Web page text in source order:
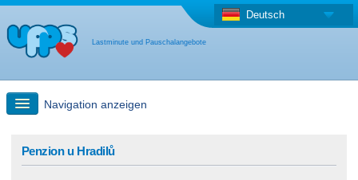
Lastminute und Pauschalangebote
Deutsch
Navigation anzeigen
Schnellsuche
Penzion u Hradilů